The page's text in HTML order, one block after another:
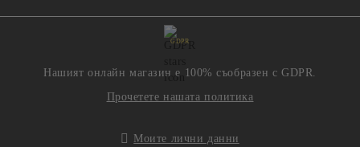
GDPR
Нашият онлайн магазин е 100% съобразен с GDPR.
Прочетете нашата политика
Моите лични данни